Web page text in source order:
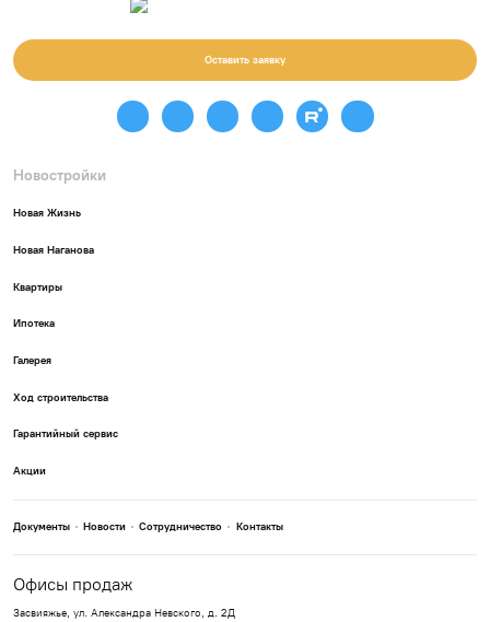
Новостройки
Новая Жизнь
Новая Наганова
Квартиры
Ипотека
Галерея
Ход строительства
Гарантийный сервис
Акции
Документы Новости Сотрудничество Контакты
Оставить заявку
Офисы продаж
Засвияжье, ул. Александра Невского, д. 2Д